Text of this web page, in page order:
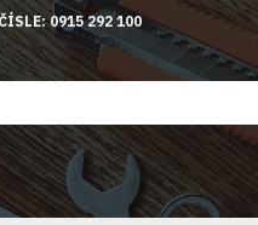
0915 292 100